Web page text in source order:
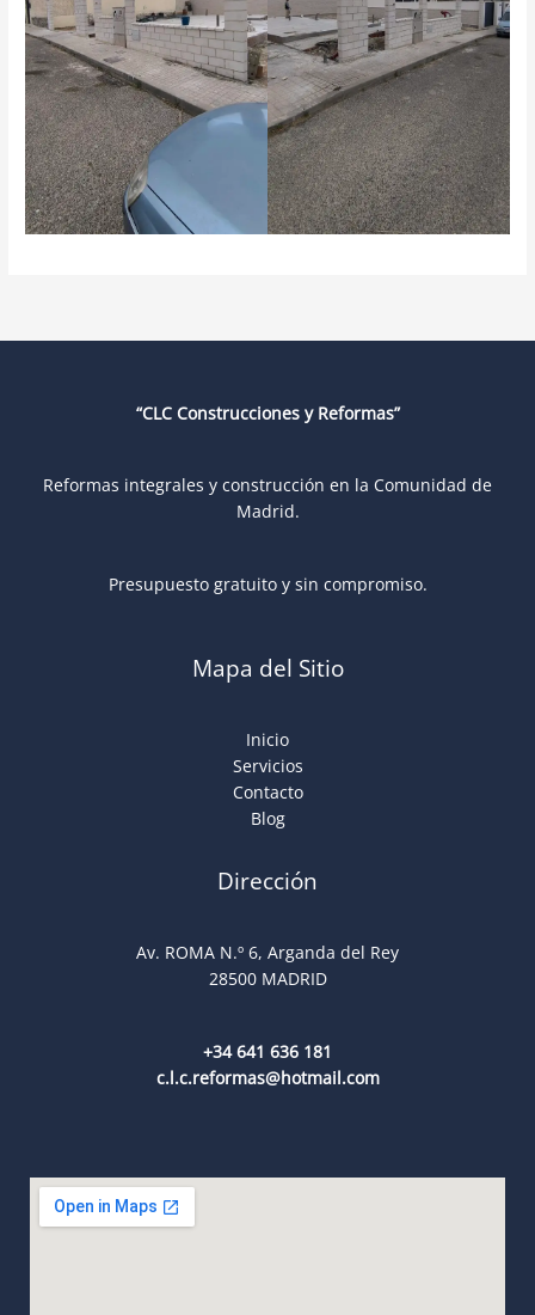
“CLC Construcciones y Reformas”
Reformas integrales y construcción en la Comunidad de
Madrid.
Presupuesto gratuito y sin compromiso.
Mapa del Sitio
Inicio
Servicios
Contacto
Blog
Dirección
Av. ROMA N.º 6, Arganda del Rey
28500 MADRID
+34 641 636 181
c.l.c.reformas@hotmail.com